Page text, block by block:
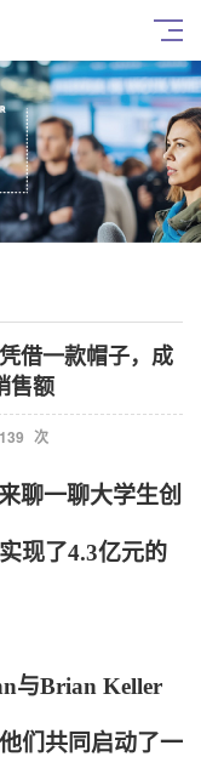
借一款帽子，成
售额
139 次
聊一聊大学生创
现了4.3亿元的
与Brian Keller
们共同启动了一